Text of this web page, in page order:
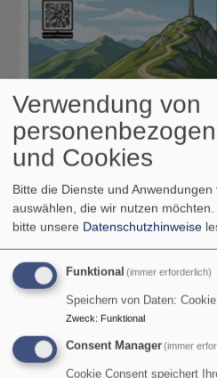
Sa, 8.8. 12 Uhr
Bergandacht auf dem
Garmisch-Partenkirchen
Verwendung von
und Cookies
Bitte die Dienste und
auswählen, die wir nutzen möchten.
bitte unsere Datenschutzhinweise
Funktional (immer erforderlich)
Speichern von Daten:
Zweck: Funktional
Consent Manager(immer
Cookie Consent speichert